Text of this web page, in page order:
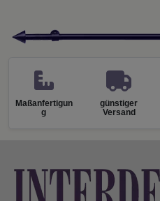
Maßanfertigun
g
günstiger
Versand